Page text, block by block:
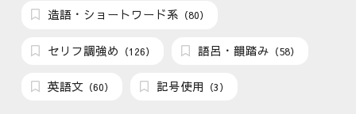
造語・ショートワード系 （80）
セリフ調強め （126） 語呂・韻踏み （58）
英語文 （60） 記号使用 （3）